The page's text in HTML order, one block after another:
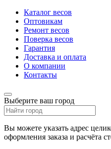
Каталог весов
Оптовикам
Ремонт весов
Поверка весов
Гарантия
Доставка и оплата
О компании
Контакты
Выберите ваш город
Вы можете указать адрес
оформления заказа и расчёта